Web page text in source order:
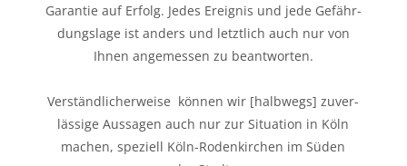
Garan­tie auf Erfolg. Jedes Ereig­nis und jede Gefähr­
dungs­la­ge ist anders und letzt­lich auch nur von
Ihnen ange­mes­sen zu beantworten.
Ver­ständ­li­cher­wei­se kön­nen wir [halb­wegs] zuver­
läs­si­ge Aus­sa­gen auch nur zur Situa­ti­on in Köln
machen, spe­zi­ell Köln-Roden­kir­chen im Süden